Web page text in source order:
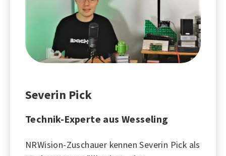
Severin Pick
Technik-Experte aus Wesseling
NRWision-Zuschauer kennen Severin Pick als